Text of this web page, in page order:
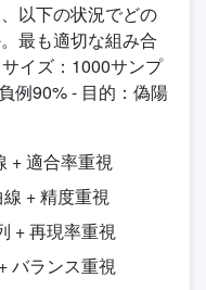
以下の状況でどの
最も適切な組み合
イズ：1000サンプ
例90% - 目的：偽陽
+ 適合率重視
+ 精度重視
+ 再現率重視
バランス重視